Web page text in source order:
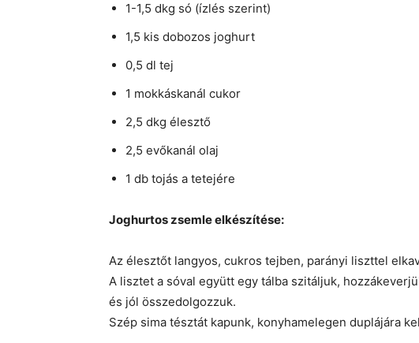
1-1,5 dkg só (ízlés szerint)
1,5 kis dobozos joghurt
0,5 dl tej
1 mokkáskanál cukor
2,5 dkg élesztő
2,5 evőkanál olaj
1 db tojás a tetejére
Joghurtos zsemle elkészítése:
Az élesztőt langyos, cukros tejben, parányi liszttel
A lisztet a sóval együtt egy tálba szitáljuk,
és jól összedolgozzuk.
Szép sima tésztát kapunk, konyhamelegen duplájára